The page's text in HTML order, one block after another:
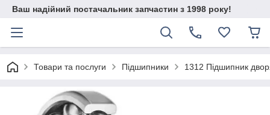
Ваш надійний постачальник запчастин з 1998 року!
Товари та послуги Підшипники 1312 Підшипник